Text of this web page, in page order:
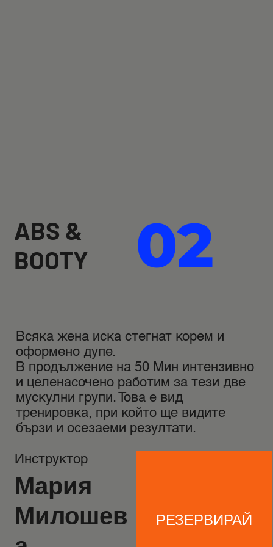
ABS &
BOOTY
02
Всяка жена иска стегнат корем и
оформено дупе.
В продължение на 50 Мин интензивно
и целенасочено работим за тези две
мускулни групи. Това е вид
тренировка, при който ще видите
бързи и осезаеми резултати.
Инструктор
Мария
Милошев
РЕЗЕРВИРАЙ